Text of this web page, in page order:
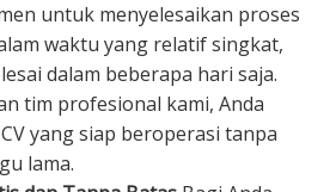
untuk menyelesaikan proses
waktu yang relatif singkat,
dalam beberapa hari saja.
tim profesional kami, Anda
yang siap beroperasi tanpa
lama.